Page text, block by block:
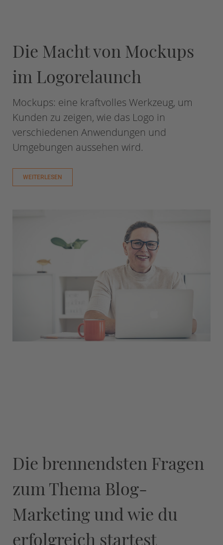
Die Macht von Mockups
im Logorelaunch
Mockups: eine kraftvolles Werkzeug, um
Kunden zu zeigen, wie das Logo in
verschiedenen Anwendungen und
Umgebungen aussehen wird.
WEITERLESEN
Die brennendsten Fragen
zum Thema Blog-
Marketing und wie du
erfolgreich startest​